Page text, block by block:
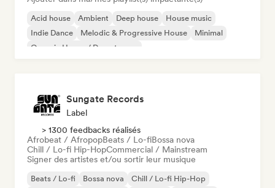
Acid house Ambient Deep house
House music
Indie Dance
Melodic & Progressive House
Minimal
Organic House / Downtempo
Sungate Records
Label
> 1300 feedbacks réalisés
Afrobeat / AfropopBeats / Lo-fiBossa nova
Chill / Lo-fi Hip-HopCommercial / Mainstream
Signer des artistes et/ou sortir leur musique
Beats / Lo-fi Bossa nova
Chill / Lo-fi Hip-Hop